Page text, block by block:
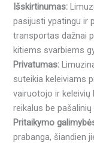
Išskirtinumas:
pasijusti ypatingu ir
transportas dažnai
kitiems svarbiems
Privatumas:
suteikia keleiviams
vairuotojo ir keleivių
reikalus be pašalinių
Pritaikymo
prabanga, šiandien